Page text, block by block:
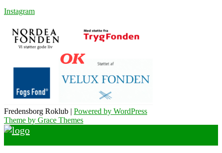
Instagram
Fredensborg Roklub | Powered by WordPress
Theme by Grace Themes